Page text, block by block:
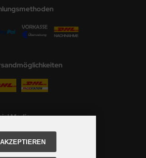
Media